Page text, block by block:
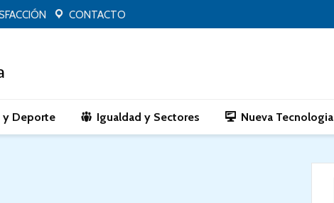
CONTACTO
y Deporte Igualdad y Sectores Nueva Tecnologia